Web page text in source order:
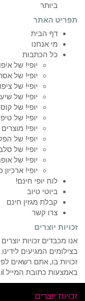
ביותר
תפריט האתר
דף הבית
מי אנחנו
כל הכתבות
יופי! של
יופי! של
יופי! של
יופי! של
יופי! של
יופי! של
יופי!
יופי! של
יופי! של
יופי! של
יופי!
לוח יופי חינם!
ביוטי טיוב
קבלת מגזין חינם
צרו קשר
זכויות יוצרים
אנו מכבדים זכויות
בצילומים המגיעים
זכויות בו, אתם רשאים
באמצעות כתובת המייל taler@taler.co.il
זכויות יוצרים